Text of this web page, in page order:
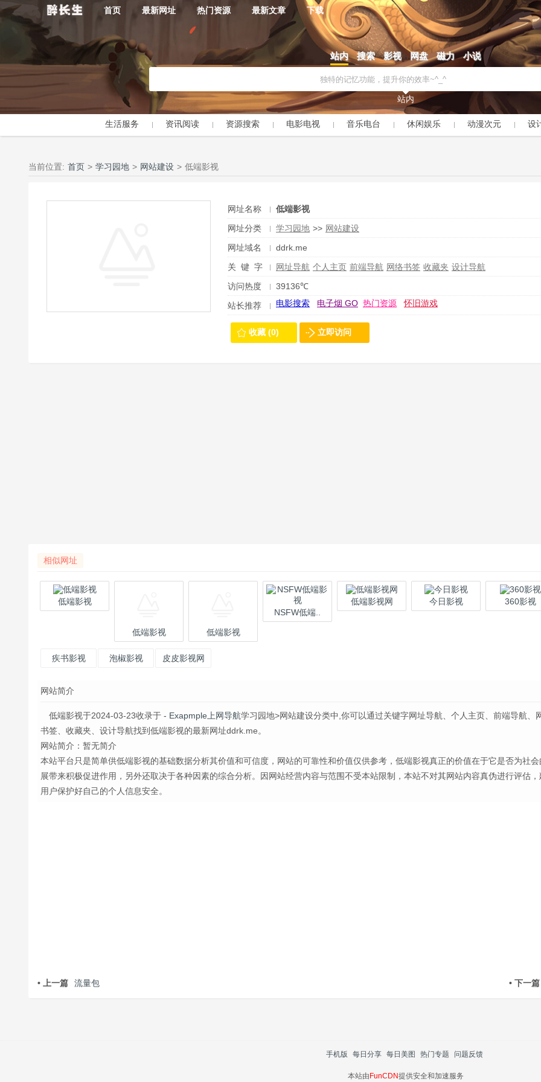
首页 最新网址 热门资源 最新文章 下载
站内 搜索 影视 网盘 磁力 小说
站内
生活服务 资讯阅读 资源搜索 电影电视 音乐电台 休闲娱乐 动漫次元 设
当前位置: 首页 > 学习园地 > 网站建设 > 低端影视
网址名称
低端影视
网址分类
学习园地 >> 网站建设
网址域名
ddrk.me
关 键 字
网址导航 个人主页 前端导航 网络书签 收藏夹 设计导航
访问热度
39136℃
站长推荐
电影搜索 电子烟 GO 热门资源 怀旧游戏
收藏 (0) 立即访问
相似网址
低端影视
低端影视 低端影视
NSFW低端..
低端影视网 今日影视 360影视
疾书影视 泡椒影视 皮皮影视网
网站简介
低端影视于2024-03-23收录于 - Exapmple上网导航学习园地>网站建设分类中,你可以通过关键字网址导航、个人主页、前端导航、
书签、收藏夹、设计导航找到低端影视的最新网址ddrk.me。
网站简介：暂无简介
本站平台只是简单供低端影视的基础数据分析其价值和可信度，网站的可靠性和价值仅供参考，低端影视真正的价值在于它是否为社会
展带来积极促进作用，另外还取决于各种因素的综合分析。因网站经营内容与范围不受本站限制，本站不对其网站内容真伪进行评估，
用户保护好自己的个人信息安全。
• 上一篇 流量包 • 下一篇
手机版 每日分享 每日美图 热门专题 问题反馈
本站由FunCDN提供安全和加速服务